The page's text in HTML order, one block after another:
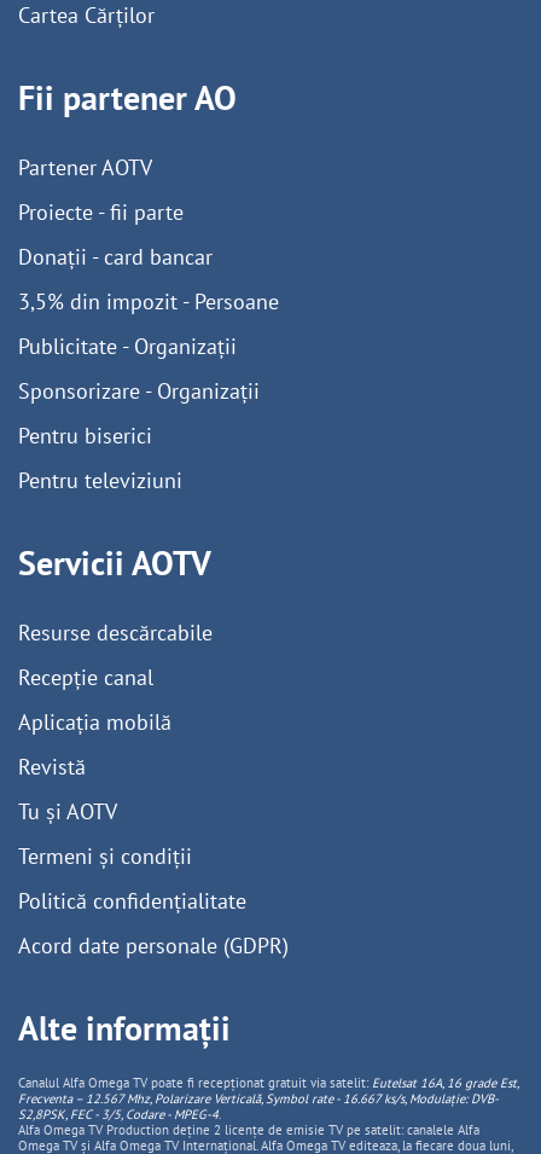
Cartea Cărților
Fii partener AO
Partener AOTV
Proiecte - fii parte
Donații - card bancar
3,5% din impozit - Persoane
Publicitate - Organizații
Sponsorizare - Organizații
Pentru biserici
Pentru televiziuni
Servicii AOTV
Resurse descărcabile
Recepție canal
Aplicația mobilă
Revistă
Tu și AOTV
Termeni și condiții
Politică confidențialitate
Acord date personale (GDPR)
Alte informații
Canalul Alfa Omega TV poate fi recepționat gratuit via satelit: Eutelsat 16A, 16 grade Est,
Frecventa – 12.567 Mhz, PolarizareVerticală, Symbol rate - 16.667 ks/s, Modulație: DVB-
S2,8PSK, FEC - 3/5, Codare - MPEG-4.
Alfa Omega TV Production deține 2 licențe de emisie TV pe satelit: canalele Alfa
Omega TV și Alfa Omega TV Internațional. Alfa Omega TV editeaza, la fiecare doua luni,